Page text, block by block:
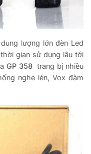
lượng lớn đèn Led
gian sử dụng lâu tới
GP 358 trang bị nhiều
nghe lén, Vox đàm